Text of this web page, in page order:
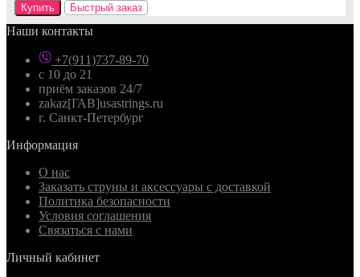
Купить Быстрый заказ
Наши контакты
+7(911)737-89-70
с 10 до 21
приём заказов 24/7
zakaz[ГАВ]usastrings.ru
г. Санкт-Петербург
Информация
О нас
Заказать струны и аксессуары с доставкой
Политика безопасности
Условия соглашения
Связаться с нами
Личный кабинет